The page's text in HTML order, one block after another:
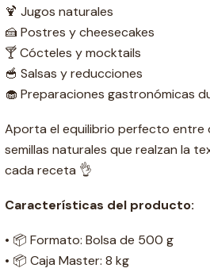
🍹 Jugos naturales
🍰 Postres y cheesecakes
🍸 Cócteles y mocktails
🥣 Salsas y reducciones
🧁 Preparaciones gastronómicas
Aporta el equilibrio perfecto entre
semillas naturales que realzan la
cada receta 👌
Características del producto:
• 📦 Formato: Bolsa de 500 g
• 📦 Caja Master: 8 kg